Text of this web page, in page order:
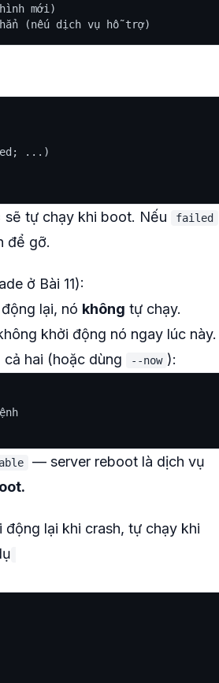
mới)
...)
sẽ tự chạy khi boot. Nếu failed
để gỡ.
ở Bài 11):
lại, nó không tự chạy.
khởi động nó ngay lúc này.
hai (hoặc dùng
--now ):
— server reboot là dịch vụ
lại khi crash, tự chạy khi